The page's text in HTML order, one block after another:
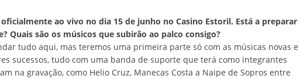
ao vivo no dia 15 de junho no Casino Estoril. Está a preparar
Quais são os músicos que subirão ao palco consigo?
tudo aqui, mas teremos uma primeira parte só com as músicas novas e
sucessos, tudo com uma banda de suporte que terá como integrantes
na gravação, como Helio Cruz, Manecas Costa a Naipe de Sopros entre